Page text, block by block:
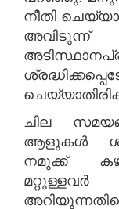
നീതി
ചില
ആളുകൾ
നമുക്ക്